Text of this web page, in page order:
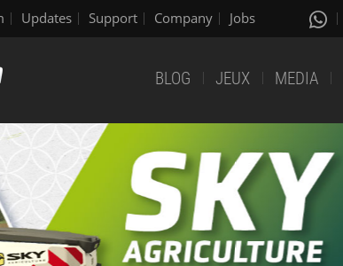
Updates Support Company Jobs
BLOG JEUX MEDIA